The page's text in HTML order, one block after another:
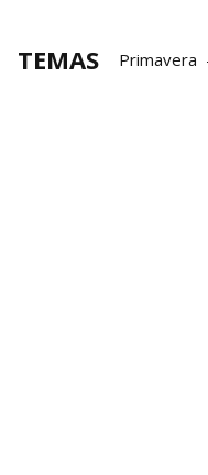
TEMAS Primavera